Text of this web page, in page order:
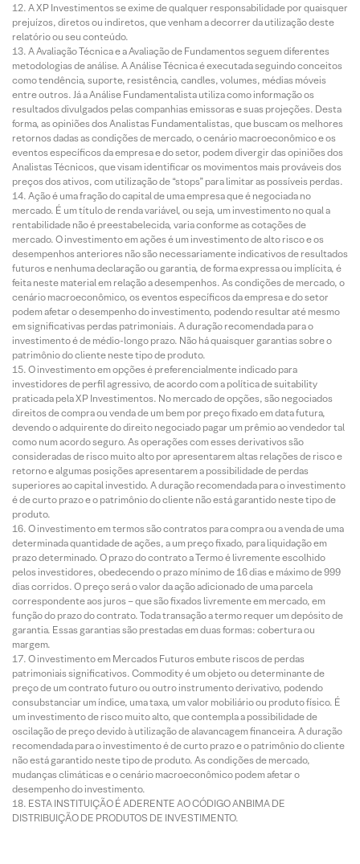
A XP Investimentos se exime de qualquer responsabilidade por quaisquer
prejuízos, diretos ou indiretos, que venham a decorrer da utilização deste
relatório ou seu conteúdo.
A Avaliação Técnica e a Avaliação de Fundamentos seguem diferentes
metodologias de análise. A Análise Técnica é executada seguindo conceitos
como tendência, suporte, resistência, candles, volumes, médias móveis
entre outros. Já a Análise Fundamentalista utiliza como informação os
resultados divulgados pelas companhias emissoras e suas projeções. Desta
forma, as opiniões dos Analistas Fundamentalistas, que buscam os melhores
retornos dadas as condições de mercado, o cenário macroeconômico e os
eventos específicos da empresa e do setor, podem divergir das opiniões dos
Analistas Técnicos, que visam identificar os movimentos mais prováveis dos
preços dos ativos, com utilização de “stops” para limitar as possíveis perdas.
Ação é uma fração do capital de uma empresa que é negociada no
mercado. É um título de renda variável, ou seja, um investimento no qual a
rentabilidade não é preestabelecida, varia conforme as cotações de
mercado. O investimento em ações é um investimento de alto risco e os
desempenhos anteriores não são necessariamente indicativos de resultados
futuros e nenhuma declaração ou garantia, de forma expressa ou implícita, é
feita neste material em relação a desempenhos. As condições de mercado, o
cenário macroeconômico, os eventos específicos da empresa e do setor
podem afetar o desempenho do investimento, podendo resultar até mesmo
em significativas perdas patrimoniais. A duração recomendada para o
investimento é de médio-longo prazo. Não há quaisquer garantias sobre o
patrimônio do cliente neste tipo de produto.
O investimento em opções é preferencialmente indicado para
investidores de perfil agressivo, de acordo com a política de suitability
praticada pela XP Investimentos. No mercado de opções, são negociados
direitos de compra ou venda de um bem por preço fixado em data futura,
devendo o adquirente do direito negociado pagar um prêmio ao vendedor tal
como num acordo seguro. As operações com esses derivativos são
consideradas de risco muito alto por apresentarem altas relações de risco e
retorno e algumas posições apresentarem a possibilidade de perdas
superiores ao capital investido. A duração recomendada para o investimento
é de curto prazo e o patrimônio do cliente não está garantido neste tipo de
produto.
O investimento em termos são contratos para compra ou a venda de uma
determinada quantidade de ações, a um preço fixado, para liquidação em
prazo determinado. O prazo do contrato a Termo é livremente escolhido
pelos investidores, obedecendo o prazo mínimo de 16 dias e máximo de 999
dias corridos. O preço será o valor da ação adicionado de uma parcela
correspondente aos juros – que são fixados livremente em mercado, em
função do prazo do contrato. Toda transação a termo requer um depósito de
garantia. Essas garantias são prestadas em duas formas: cobertura ou
margem.
O investimento em Mercados Futuros embute riscos de perdas
patrimoniais significativos. Commodity é um objeto ou determinante de
preço de um contrato futuro ou outro instrumento derivativo, podendo
consubstanciar um índice, uma taxa, um valor mobiliário ou produto físico. É
um investimento de risco muito alto, que contempla a possibilidade de
oscilação de preço devido à utilização de alavancagem financeira. A duração
recomendada para o investimento é de curto prazo e o patrimônio do cliente
não está garantido neste tipo de produto. As condições de mercado,
mudanças climáticas e o cenário macroeconômico podem afetar o
desempenho do investimento.
ESTA INSTITUIÇÃO É ADERENTE AO CÓDIGO ANBIMA DE
DISTRIBUIÇÃO DE PRODUTOS DE INVESTIMENTO.